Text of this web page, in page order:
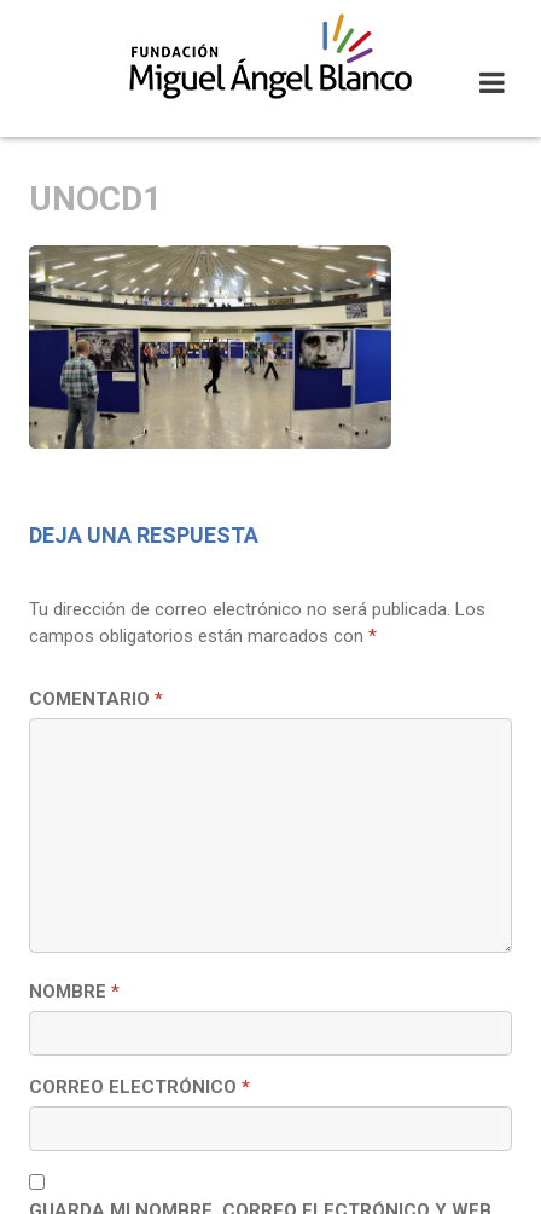
UNOCD1
DEJA UNA RESPUESTA
Tu dirección de correo electrónico no será publicada. Los
campos obligatorios están marcados con *
COMENTARIO *
NOMBRE *
CORREO ELECTRÓNICO *